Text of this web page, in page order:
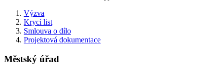
Výzva
Krycí list
Smlouva o dílo
Projektová dokumentace
Městský úřad